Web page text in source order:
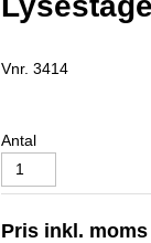
Vnr. 3414
Antal
Pris inkl. moms